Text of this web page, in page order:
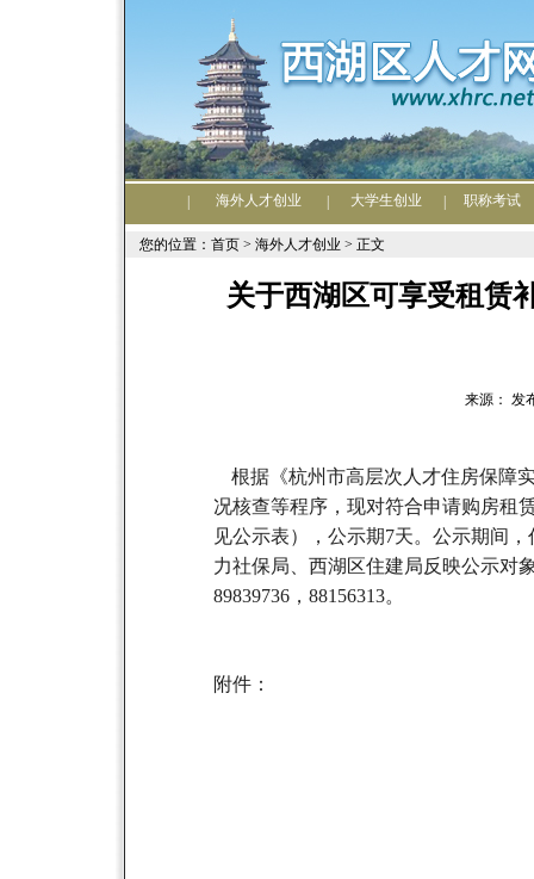
海外人才创业 大学生创业 职称考试
您的位置：首页 > 海外人才创业 > 正文
关于西湖区可享受租赁
来源： 发
根据《杭州市高层次人才住房保障
况核查等程序，现对符合申请购房租
见公示表），公示期7天。公示期间
力社保局、西湖区住建局反映公示对
89839736 ， 88156313。
附件：